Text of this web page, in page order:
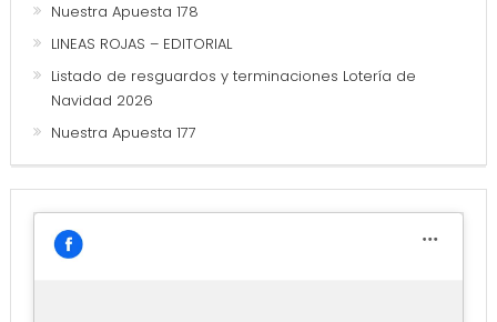
Nuestra Apuesta 178
LINEAS ROJAS – EDITORIAL
Listado de resguardos y terminaciones Lotería de
Navidad 2026
Nuestra Apuesta 177